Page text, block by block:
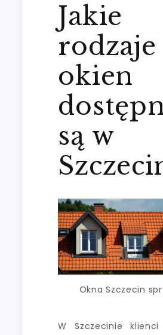
Jakie
rodzaje
okien
są w
Okna Szczecin
W Szczecinie